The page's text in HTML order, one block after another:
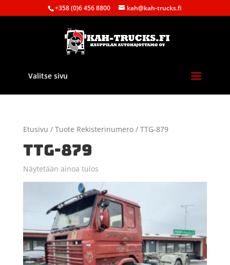
+358 (0)6 456 8800 kah@kah-trucks.fi
Valitse sivu
Etusivu / Tuote Rekisterinumero / TTG-879
TTG-879
Näytetään ainoa tulos